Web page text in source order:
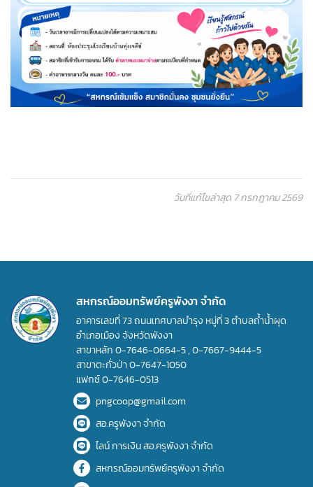
วันที่แก้ไขล่าสุด 7 กรกฎาคม 2569
สหกรณ์ออมทรัพย์ครูพังงา จำกัด
อาคารเลขที่ 73 ถนนเทศบาลบำรุง หมู่ที่ 3 ตำบลถ้ำน้ำผุด
อำเภอเมือง จังหวัดพังงา
สาขาหลัก0-7646-0664-5,0-7667-9444-5
สาขาตะกั่วป่า0-7647-1050
แฟกซ์0-7646-0513
pngcoop@gmail.com
สอ.ครูพังงา จำกัด
ไลน์ การเงิน สอ.ครูพังงา จำกัด
สหกรณ์ออมทรัพย์ครูพังงา จำกัด